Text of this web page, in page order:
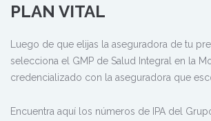
PLAN VITAL
Luego de que elijas la aseguradora de tu
selecciona el GMP de Salud Integral en la
credencializado con la aseguradora que
Encuentra aquí los números de IPA del